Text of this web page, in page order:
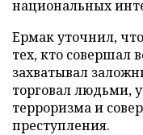
национальных
Ермак уточнил,
тех, кто совершал
захватывал
торговал людьми,
терроризма и
преступления.